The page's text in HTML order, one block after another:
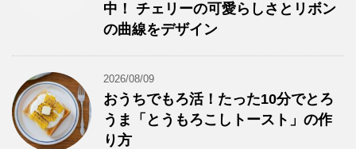
中！ チェリーの可愛らしさとリボン
の曲線をデザイン
2026/08/09
おうちでもろ活！たった10分でとろ
うま「とうもろこしトースト」の作
り方